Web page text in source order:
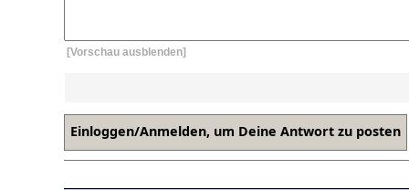
[Vorschau ausblenden]